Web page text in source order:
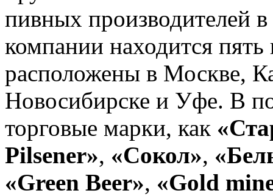
пивных производителей
компании находится
расположены в Москве,
Новосибирске и Уфе. В
торговые марки, как
Pilsener», «Сокол»,
«Green Beer», «Gold